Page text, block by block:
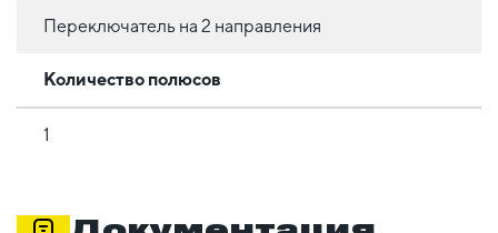
Переключатель на 2 направления
Количество полюсов
1